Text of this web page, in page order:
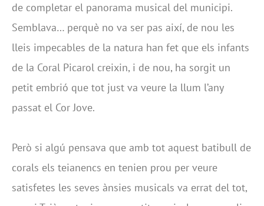
de completar el panorama musical del municipi.
Semblava… perquè no va ser pas així, de nou les
lleis impecables de la natura han fet que els infants
de la Coral Picarol creixin, i de nou, ha sorgit un
petit embrió que tot just va veure la llum l’any
passat el Cor Jove.
Però si algú pensava que amb tot aquest batibull de
corals els teianencs en tenien prou per veure
satisfetes les seves ànsies musicals va errat del tot,